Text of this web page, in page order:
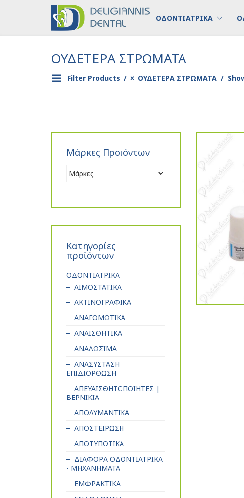
ΟΔΟΝΤΙΑΤΡΙΚΑ
ΟΥΔΕΤΕΡΑ ΣΤΡΩΜΑΤΑ
Filter Products ΟΥΔΕΤΕΡΑ ΣΤΡΩΜΑΤΑ
Μάρκες Προιόντων
Κατηγορίες
προϊόντων
ΟΔΟΝΤΙΑΤΡΙΚΑ
ΑΙΜΟΣΤΑΤΙΚΑ
ΑΚΤΙΝΟΓΡΑΦΙΚΑ
ΑΝΑΓΟΜΩΤΙΚΑ
ΑΝΑΙΣΘΗΤΙΚΑ
ΑΝΑΛΩΣΙΜΑ
ΑΝΑΣΥΣΤΑΣΗ
ΕΠΙΔΙΟΡΘΩΣΗ
ΑΠΕΥΑΙΣΘΗΤΟΠΟΙΗΤΕΣ |
ΒΕΡΝΙΚΙΑ
ΑΠΟΛΥΜΑΝΤΙΚΑ
ΑΠΟΣΤΕΙΡΩΣΗ
ΑΠΟΤΥΠΩΤΙΚΑ
ΔΙΑΦΟΡΑ ΟΔΟΝΤΙΑΤΡΙΚΑ
- ΜΗΧΑΝΗΜΑΤΑ
ΕΜΦΡΑΚΤΙΚΑ